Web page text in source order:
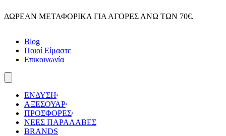
to
ΔΩΡΕΑΝ ΜΕΤΑΦΟΡΙΚΑ ΓΙΑ ΑΓΟΡΕΣ ΑΝΩ ΤΩΝ 70€.
Blog
Ποιοί Είμαστε
Επικοινωνία
ΕΝΔΥΣΗ
ΑΞΕΣΟΥΑΡ
ΠΡΟΣΦΟΡΕΣ
ΝΕΕΣ ΠΑΡΑΛΑΒΕΣ
BRANDS